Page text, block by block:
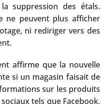
suppression des étals.
ne peuvent plus afficher
ni rediriger vers des
affirme que la nouvelle
si un magasin faisait de
sur les produits
tels que Facebook,